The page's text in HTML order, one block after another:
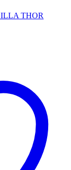
THOR